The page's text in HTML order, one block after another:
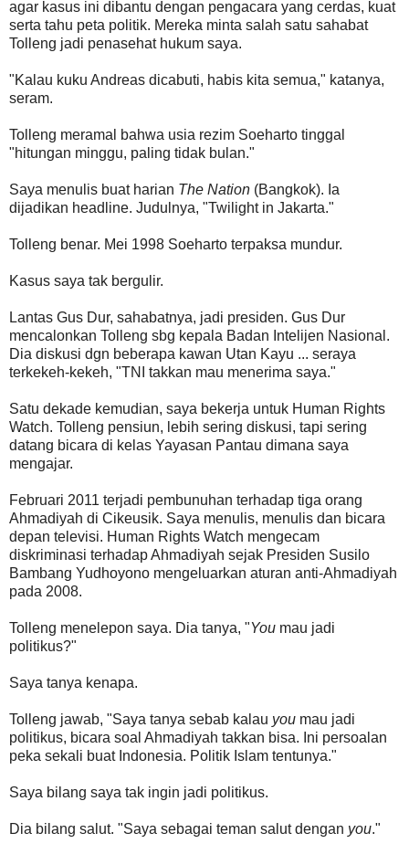
agar kasus ini dibantu dengan pengacara yang cerdas, kuat
serta tahu peta politik. Mereka minta salah satu sahabat
Tolleng jadi penasehat hukum saya.
"Kalau kuku Andreas dicabuti, habis kita semua," katanya,
seram.
Tolleng meramal bahwa usia rezim Soeharto tinggal
"hitungan minggu, paling tidak bulan."
Saya menulis buat harian The Nation (Bangkok). Ia
dijadikan headline. Judulnya, "Twilight in Jakarta."
Tolleng benar. Mei 1998 Soeharto terpaksa mundur.
Kasus saya tak bergulir.
Lantas Gus Dur, sahabatnya, jadi presiden. Gus Dur
mencalonkan Tolleng sbg kepala Badan Intelijen Nasional.
Dia diskusi dgn beberapa kawan Utan Kayu ... seraya
terkekeh-kekeh, "TNI takkan mau menerima saya."
Satu dekade kemudian, saya bekerja untuk Human Rights
Watch. Tolleng pensiun, lebih sering diskusi, tapi sering
datang bicara di kelas Yayasan Pantau dimana saya
mengajar.
Februari 2011 terjadi pembunuhan terhadap tiga orang
Ahmadiyah di Cikeusik. Saya menulis, menulis dan bicara
depan televisi. Human Rights Watch mengecam
diskriminasi terhadap Ahmadiyah sejak Presiden Susilo
Bambang Yudhoyono mengeluarkan aturan anti-Ahmadiyah
pada 2008.
Tolleng menelepon saya. Dia tanya, "You mau jadi
politikus?"
Saya tanya kenapa.
Tolleng jawab, "Saya tanya sebab kalau you mau jadi
politikus, bicara soal Ahmadiyah takkan bisa. Ini persoalan
peka sekali buat Indonesia. Politik Islam tentunya."
Saya bilang saya tak ingin jadi politikus.
Dia bilang salut. "Saya sebagai teman salut dengan you."